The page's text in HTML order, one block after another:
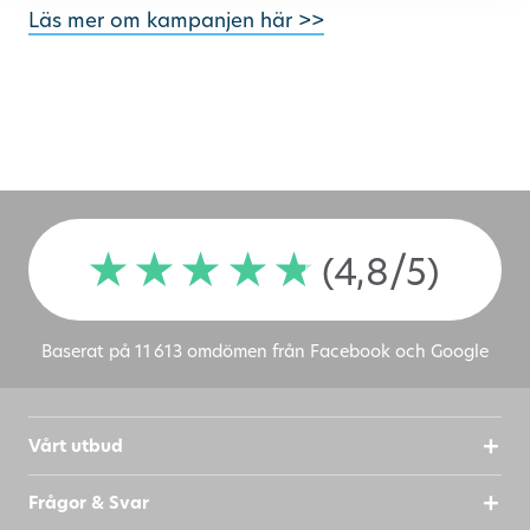
Läs mer om kampanjen här >>
(4,8/5)
Baserat på 11 613 omdömen från Facebook och Google
Vårt utbud
Frågor & Svar